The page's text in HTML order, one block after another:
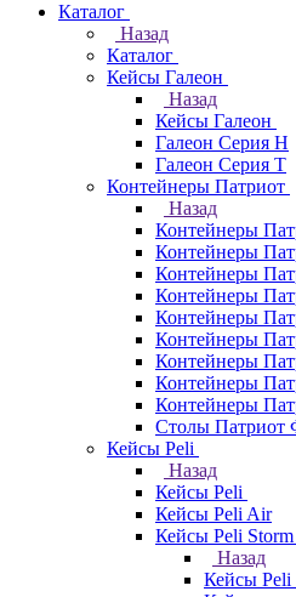
Каталог
Назад
Каталог
Кейсы Галеон
Назад
Кейсы Галеон
Галеон Серия Н
Галеон Серия Т
Контейнеры Патриот
Назад
Контейнеры
Контейнеры
Контейнеры
Контейнеры
Контейнеры
Контейнеры
Контейнеры
Контейнеры
Контейнеры
Столы
Кейсы Peli
Назад
Кейсы Peli
Кейсы Peli Air
Кейсы Peli Storm
Назад
Кейсы Peli